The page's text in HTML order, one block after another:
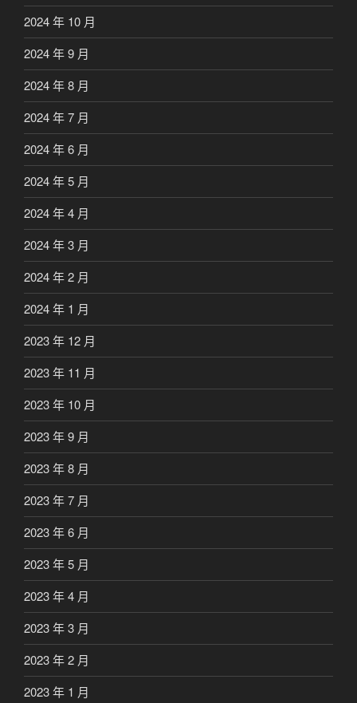
2024 年 10 月
2024 年 9 月
2024 年 8 月
2024 年 7 月
2024 年 6 月
2024 年 5 月
2024 年 4 月
2024 年 3 月
2024 年 2 月
2024 年 1 月
2023 年 12 月
2023 年 11 月
2023 年 10 月
2023 年 9 月
2023 年 8 月
2023 年 7 月
2023 年 6 月
2023 年 5 月
2023 年 4 月
2023 年 3 月
2023 年 2 月
2023 年 1 月